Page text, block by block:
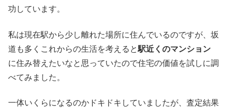
功しています。
私は現在駅から少し離れた場所に住んでいるのですが、坂
道も多くこれからの生活を考えると駅近くのマンション
に住み替えたいなと思っていたので住宅の価値を試しに調
べてみました。
一体いくらになるのかドキドキしていましたが、査定結果